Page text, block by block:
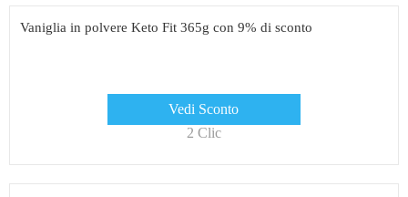
Vaniglia in polvere Keto Fit 365g con 9% di sconto
Vedi Sconto
2 Clic